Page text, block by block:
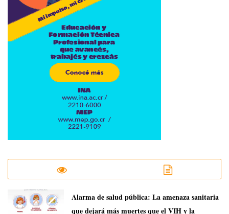
​Alarma de salud pública: La amenaza sanitaria
que dejará más muertes que el VIH y la